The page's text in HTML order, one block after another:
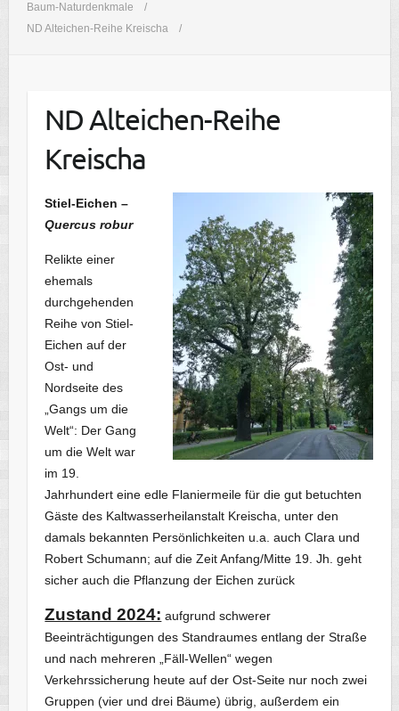
Baum-Naturdenkmale
ND Alteichen-Reihe Kreischa
ND Alteichen-Reihe
Kreischa
Stiel-Eichen –
Quercus robur
Relikte einer
ehemals
durchgehenden
Reihe von Stiel-
Eichen auf der
Ost- und
Nordseite des
„Gangs um die
Welt“: Der Gang
um die Welt war
im 19.
Jahrhundert eine edle Flaniermeile für die gut betuchten
Gäste des Kaltwasserheilanstalt Kreischa, unter den
damals bekannten Persönlichkeiten u.a. auch Clara und
Robert Schumann; auf die Zeit Anfang/Mitte 19. Jh. geht
sicher auch die Pflanzung der Eichen zurück
Zustand 2024: aufgrund schwerer
Beeinträchtigungen des Standraumes entlang der Straße
und nach mehreren „Fäll-Wellen“ wegen
Verkehrssicherung heute auf der Ost-Seite nur noch zwei
Gruppen (vier und drei Bäume) übrig, außerdem ein